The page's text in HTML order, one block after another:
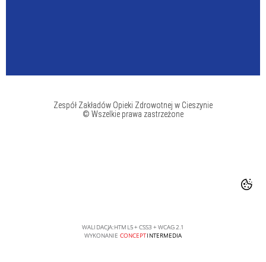
Zespół Zakładów Opieki Zdrowotnej w Cieszynie
© Wszelkie prawa zastrzeżone
WALIDACJA:HTML5+CSS3 +WCAG 2.1
WYKONANIE CONCEPTINTERMEDIA